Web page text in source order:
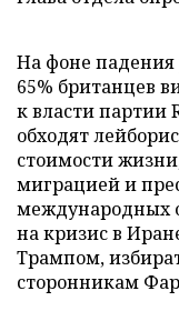
На фоне
65% британцев
к власти партии
обходят
стоимости
миграцией и
международных
на кризис в
Трампом,
сторонникам